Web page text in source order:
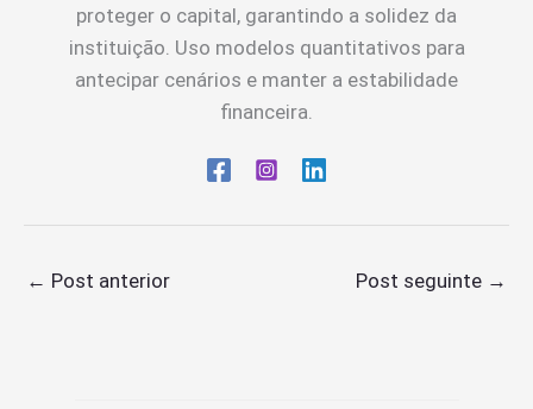
proteger o capital, garantindo a solidez da
instituição. Uso modelos quantitativos para
antecipar cenários e manter a estabilidade
financeira.
← Post anterior Post seguinte →